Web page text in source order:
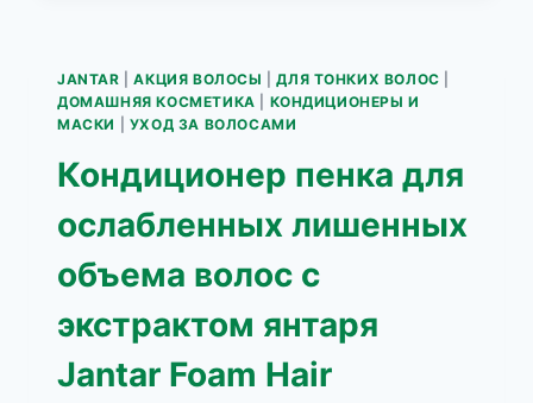
ТОНКИХ
И
ВОЛО
JANTAR |АКЦИЯ ВОЛОСЫ |ДЛЯ ТОНКИХ ВОЛОС
ДОМАШНЯЯ КОСМЕТИКА
КОНДИЦИОНЕРЫ И
МАСКИ
УХОД ЗА ВОЛОСАМИ
Кондиционер пенка для
ослабленных лишенных
объема волос с
экстрактом янтаря
Jantar Foam Hair